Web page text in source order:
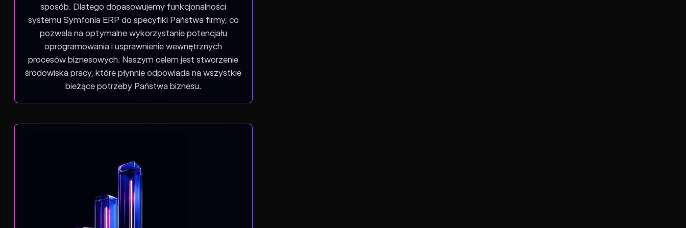
sposób. Dlatego dopasowujemy funkcjonalności
systemu Symfonia ERP do specyfiki Państwa firmy, co
pozwala na optymalne wykorzystanie potencjału
oprogramowania i usprawnienie wewnętrznych
procesów biznesowych. Naszym celem jest stworzenie
środowiska pracy, które płynnie odpowiada na wszystkie
bieżące potrzeby Państwa biznesu.